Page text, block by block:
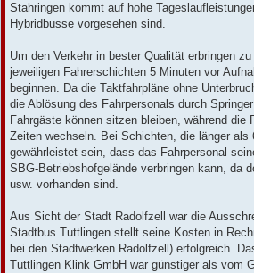
Stahringen kommt auf hohe
Hybridbusse vorgesehen sind.
Um den Verkehr in bester Qualität erbringen
jeweiligen Fahrerschichten 5 Minuten vor
beginnen. Da die Taktfahrpläne ohne
die Ablösung des Fahrpersonals durch
Fahrgäste können sitzen bleiben, während die
Zeiten wechseln. Bei Schichten, die länger als
gewährleistet sein, dass das Fahrpersonal
SBG-Betriebshofgelände verbringen kann, da
usw. vorhanden sind.
Aus Sicht der Stadt Radolfzell war die
Stadtbus Tuttlingen stellt seine Kosten in
bei den Stadtwerken Radolfzell) erfolgreich.
Tuttlingen Klink GmbH war günstiger als vom